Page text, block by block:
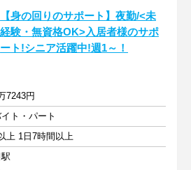
【身の回りのサポート】夜勤/<未
経験・無資格OK>入居者様のサポ
ート!シニア活躍中!週1～！
7243円
ト・パート
上 1日7時間以上